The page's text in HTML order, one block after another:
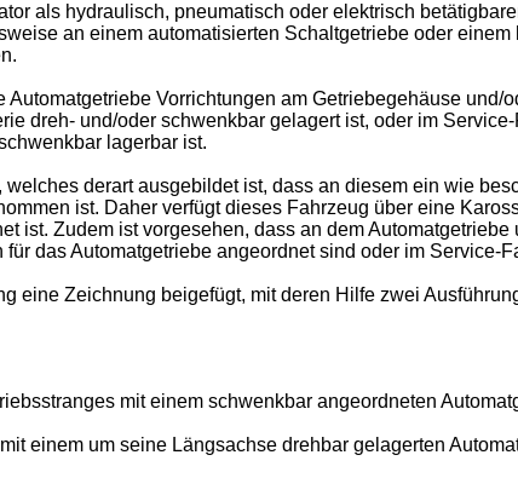
als hydraulisch, pneumatisch oder elektrisch
an einem automatisierten Schaltgetriebe oder
Vorrichtungen am Getriebegehäuse und/
dreh- und/oder schwenkbar gelagert ist, oder im
lagerbar ist.
derart ausgebildet ist, dass an diesem ein wie
ist. Daher verfügt dieses Fahrzeug über eine
ist. Zudem ist vorgesehen, dass an dem
das Automatgetriebe angeordnet sind oder im Service-
eine Zeichnung beigefügt, mit deren Hilfe zwei
mit einem schwenkbar angeordneten
einem um seine Längsachse drehbar gelagerten